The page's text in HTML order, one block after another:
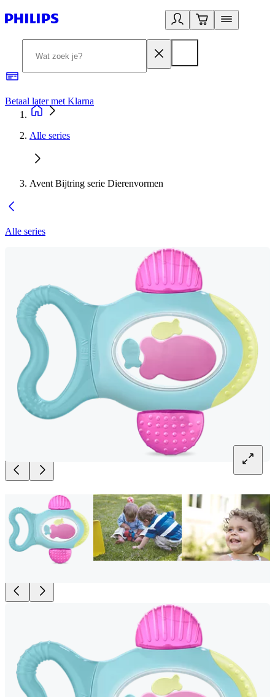
Betaal later met Klarna
Alle series
Avent Bijtring serie Dierenvormen
Alle series